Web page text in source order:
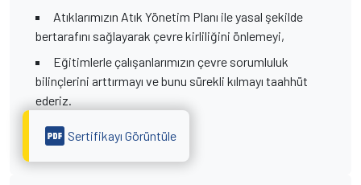
Atıklarımızın Atık Yönetim Planı ile yasal şekilde
bertarafını sağlayarak çevre kirliliğini önlemeyi,
Eğitimlerle çalışanlarımızın çevre sorumluluk
bilinçlerini arttırmayı ve bunu sürekli kılmayı taahhüt
ederiz.
Sertifikayı Görüntüle